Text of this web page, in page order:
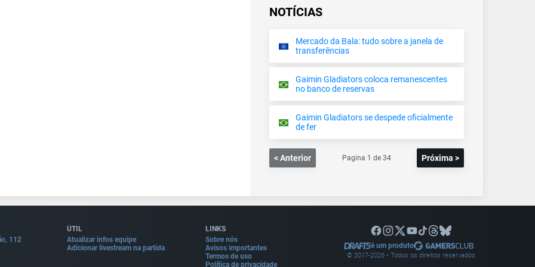
NOTÍCIAS
Mercado da Bala: tudo sobre a janela de
transferências
Gaimin Gladiators coloca remanescentes
no banco de reservas
Gaimin Gladiators se despede oficialmente
de fer
< Anterior Pagina 1 de 34 Próxima >
112
ÚTIL
Atualizar infos equipe
Adicionar livestream na partida
LINKS
Sobre nós
Avisos importantes
Termos de uso
Política de privacidade
é um produto
© 2017-2026• Todos os direitos reservados